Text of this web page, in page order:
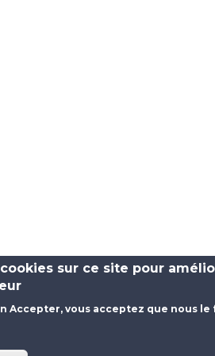
sur ce site pour
Accepter, vous acceptez que nous le